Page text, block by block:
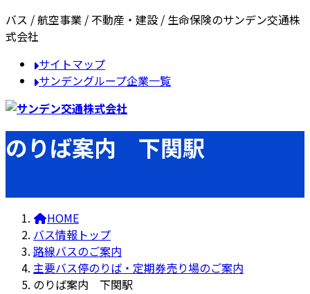
コ
ン
へ
キ
ッ
ナ
ビ
ョ
に
移
バス / 航空事業 / 不動産・建設 / 生命保険のサンデン交通株
式会社
サイトマップ
サンデングループ企業一覧
のりば案内 下関駅
HOME
バス情報トップ
路線バスのご案内
主要バス停のりば・定期券売り場のご案内
のりば案内 下関駅